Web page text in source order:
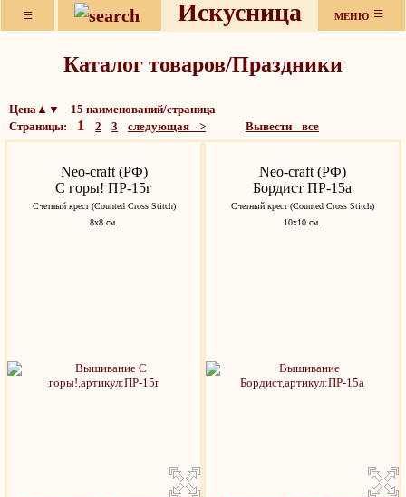
≡ Искусница МЕНЮ ≡
Каталог товаров/Праздники
Цена▲▼ 15 наименований/страница
Страницы: 1 2 3 следующая > Вывести все
Neo-craft (РФ)
С горы! ПР-15г
Счетный крест (Counted Cross Stitch)
8х8 см.
Neo-craft (РФ)
Бордист ПР-15а
Счетный крест (Counted Cross Stitch)
10х10 см.